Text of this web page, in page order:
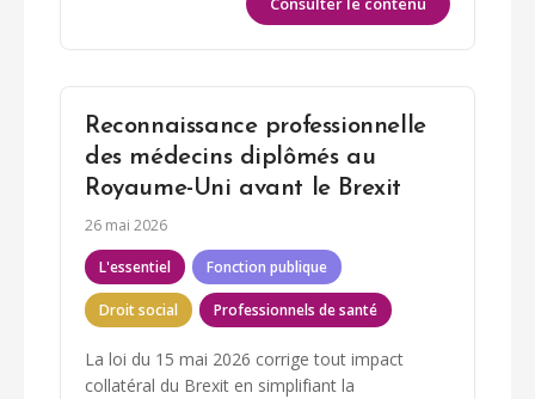
Reconnaissance professionnelle
des médecins diplômés au
Royaume-Uni avant le Brexit
26 mai 2026
L'essentiel Fonction publique
Droit social Professionnels de santé
La loi du 15 mai 2026 corrige tout impact
collatéral du Brexit en simplifiant la